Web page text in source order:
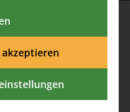
Wir über uns.